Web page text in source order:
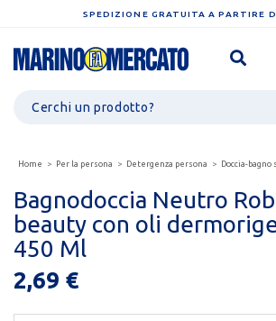
SPEDIZIONE GRATUITA A PARTIRE
Home Per la persona Detergenza persona Doccia-bagno
Bagnodoccia Neutro
beauty con oli
450 Ml
2,69 €